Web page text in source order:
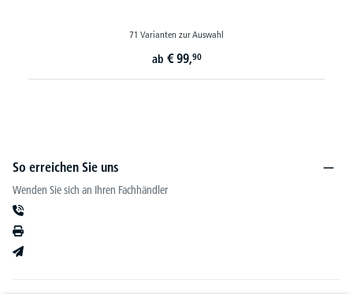
So erreichen Sie uns
Wenden Sie sich an Ihren Fachhändler